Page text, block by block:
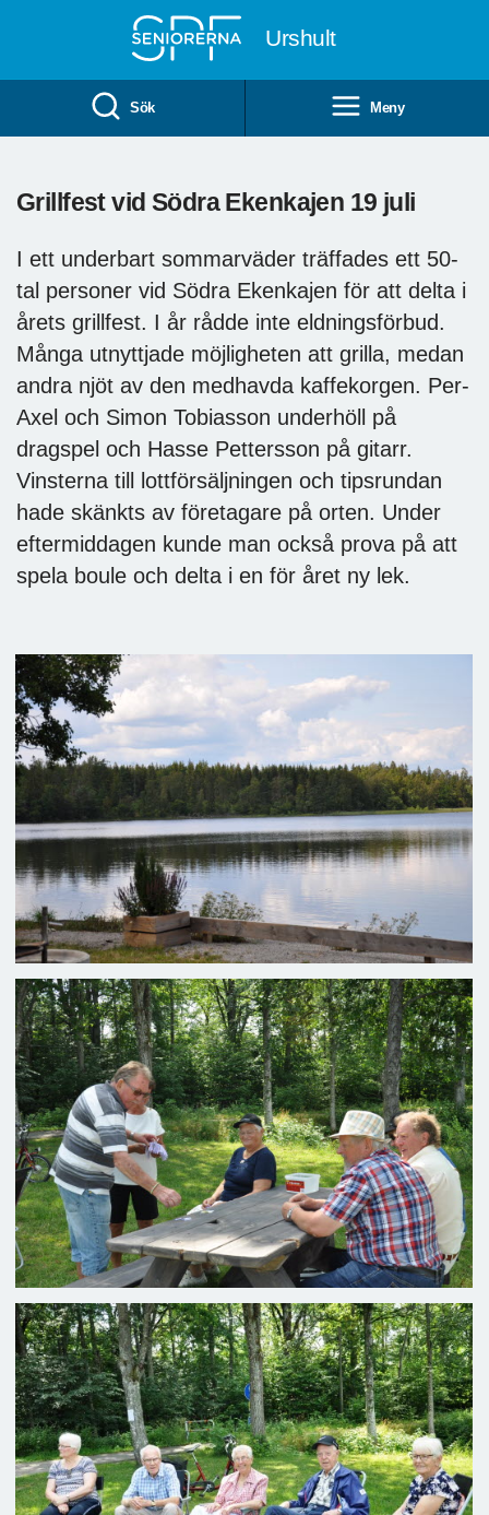
Urshult
Sök Meny
Grillfest vid Södra Ekenkajen 19 juli
I ett underbart sommarväder träffades ett 50-
tal personer vid Södra Ekenkajen för att delta i
årets grillfest. I år rådde inte eldningsförbud.
Många utnyttjade möjligheten att grilla, medan
andra njöt av den medhavda kaffekorgen. Per-
Axel och Simon Tobiasson underhöll på
dragspel och Hasse Pettersson på gitarr.
Vinsterna till lottförsäljningen och tipsrundan
hade skänkts av företagare på orten. Under
eftermiddagen kunde man också prova på att
spela boule och delta i en för året ny lek.